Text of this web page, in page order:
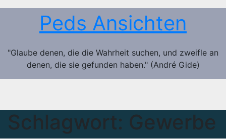
Zum
Peds Ansichten
"Glaube denen, die die Wahrheit suchen, und zweifle an
denen, die sie gefunden haben." (André Gide)
Schlagwort: Gewerbe